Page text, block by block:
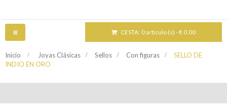
CESTA: 0 artículo (s) - € 0.00
NAVEGACIÓN
TOGGLE
Inicio > Joyas Clásicas > Sellos > Con figuras >
SELLO DE
INDIO EN ORO